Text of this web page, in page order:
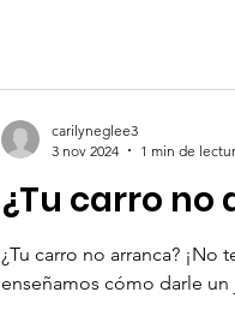
¿Tu carro no
¿Tu carro no arranca?
enseñamos cómo darle
carilyneglee3
3 nov 2024
1 min de